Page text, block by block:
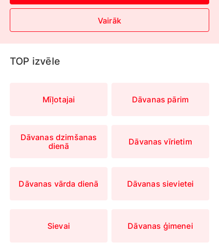
Vairāk
TOP izvēle
Mīļotajai
Dāvanas dzimšanas
dienā
Dāvanas vārda dienā
Sievai
Dāvanas pārim
Dāvanas vīrietim
Dāvanas sievietei
Dāvanas ģimenei